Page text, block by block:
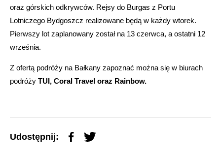
oraz górskich odkrywców. Rejsy do Burgas z Portu
Lotniczego Bydgoszcz realizowane będą w każdy wtorek.
Pierwszy lot zaplanowany został na 13 czerwca, a ostatni 12
września.
Z ofertą podróży na Bałkany zapoznać można się w biurach
podróży TUI, Coral Travel oraz Rainbow.
Udostępnij: